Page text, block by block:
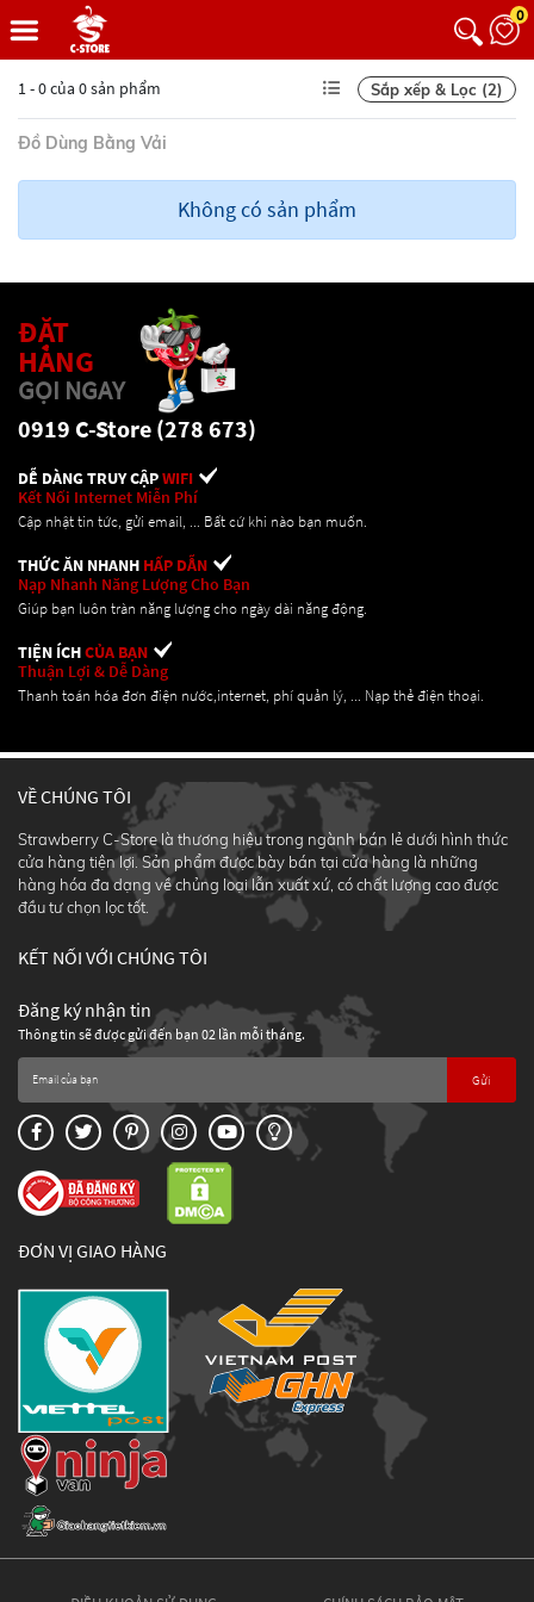
0
1 - 0 của 0 sản phẩm Sắp xếp & Lọc (2)
Đồ Dùng Bằng Vải
Không có sản phẩm
ĐẶT
HÀNG
GỌI NGAY
0919 C-Store (278 673)
DỄ DÀNG TRUY CẬPWIFI
Kết Nối Internet Miễn Phí
Cập nhật tin tức, gửi email, ... Bất cứ khi nào bạn muốn.
THỨC ĂN NHANH HẤP DẪN
Nạp Nhanh Năng Lượng Cho Bạn
Giúp bạn luôn tràn năng lượng cho ngày dài năng động.
TIỆN ÍCHCỦA BẠN
Thuận Lợi & Dễ Dàng
Thanh toán hóa đơn điện nước,internet, phí quản lý, ... Nạp thẻ điện thoại.
VỀ CHÚNG TÔI
Strawberry C-Store là thương hiệu trong ngành bán lẻ dưới hình thức
cửa hàng tiện lợi. Sản phẩm được bày bán tại cửa hàng là những
hàng hóa đa dạng về chủng loại lẫn xuất xứ, có chất lượng cao được
đầu tư chọn lọc tốt.
KẾT NỐI VỚI CHÚNG TÔI
Đăng ký nhận tin
Thông tin sẽ được gửi đến bạn 02 lần mỗi tháng.
Gửi
ĐƠN VỊ GIAO HÀNG